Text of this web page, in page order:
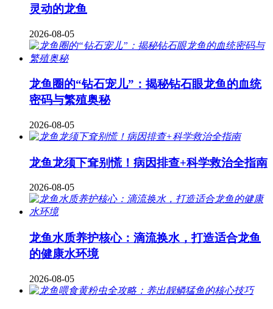
灵动的龙鱼
2026-08-05
龙鱼圈的“钻石宠儿”：揭秘钻石眼龙鱼的血统
密码与繁殖奥秘
2026-08-05
龙鱼龙须下耷别慌！病因排查+科学救治全指南
2026-08-05
龙鱼水质养护核心：滴流换水，打造适合龙鱼
的健康水环境
2026-08-05